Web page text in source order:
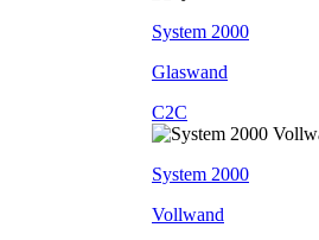
System 2000
Glaswand
C2C
System 2000
Vollwand